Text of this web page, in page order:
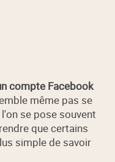
compte Facebook
même pas se
se pose souvent
que certains
simple de savoir